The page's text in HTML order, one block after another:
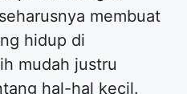
membuat
hidup di
mudah justru
hal-hal kecil.